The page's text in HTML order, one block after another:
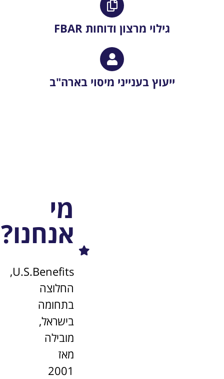
גילוי מרצון ודוחות FBAR
ייעוץ בענייני מיסוי בארה"ב
מי
אנחנו?
U.S.Benefits,
החלוצה
בתחומה
בישראל,
מובילה
מאז
2001